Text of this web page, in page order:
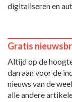
digitaliseren en
Gratis
Altijd op de
dan aan voor de
nieuws van de
alle andere